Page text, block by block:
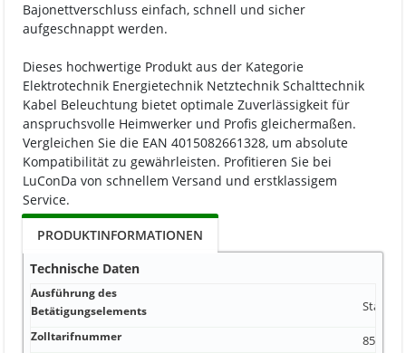
Bajonettverschluss einfach, schnell und sicher
aufgeschnappt werden.
Dieses hochwertige Produkt aus der Kategorie
Elektrotechnik Energietechnik Netztechnik Schalttechnik
Kabel Beleuchtung bietet optimale Zuverlässigkeit für
anspruchsvolle Heimwerker und Profis gleichermaßen.
Vergleichen Sie die EAN 4015082661328, um absolute
Kompatibilität zu gewährleisten. Profitieren Sie bei
LuConDa von schnellem Versand und erstklassigem
Service.
PRODUKTINFORMATIONEN
Technische Daten
Ausführung des
Betätigungselements
Zolltarifnummer